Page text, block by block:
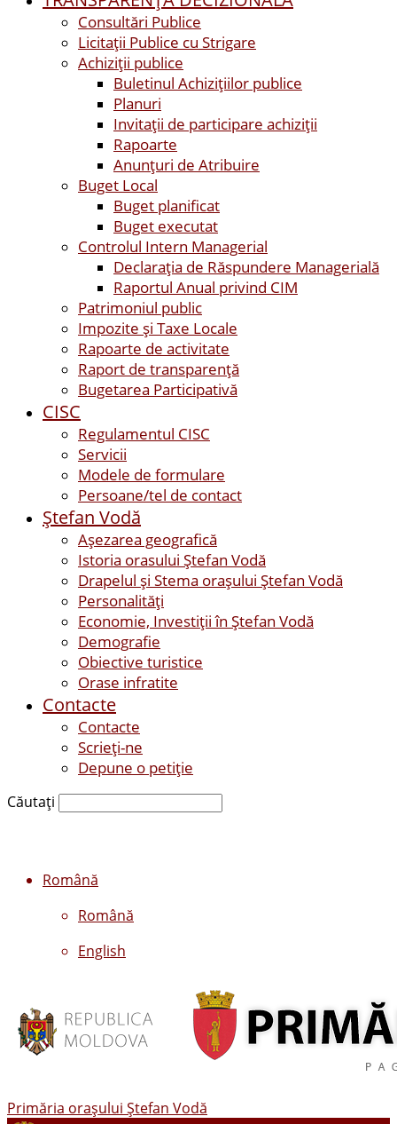
Consultări Publice
Licitații Publice cu Strigare
Achiziţii publice
Buletinul Achizițiilor publice
Planuri
Invitaţii de participare achiziții
Rapoarte
Anunțuri de Atribuire
Buget Local
Buget planificat
Buget executat
Controlul Intern Managerial
Declarația de Răspundere Managerială
Raportul Anual privind CIM
Patrimoniul public
Impozite și Taxe Locale
Rapoarte de activitate
Raport de transparenţă
Bugetarea Participativă
CISC
Regulamentul CISC
Servicii
Modele de formulare
Persoane/tel de contact
Ştefan Vodă
Așezarea geografică
Istoria orasului Ştefan Vodă
Drapelul şi Stema oraşului Ştefan Vodă
Personalităţi
Economie, Investiţii în Ştefan Vodă
Demografie
Obiective turistice
Orase infratite
Contacte
Contacte
Scrieți-ne
Depune o petiție
Căutați
Română
Română
English
Primăria oraşului Ştefan Vodă